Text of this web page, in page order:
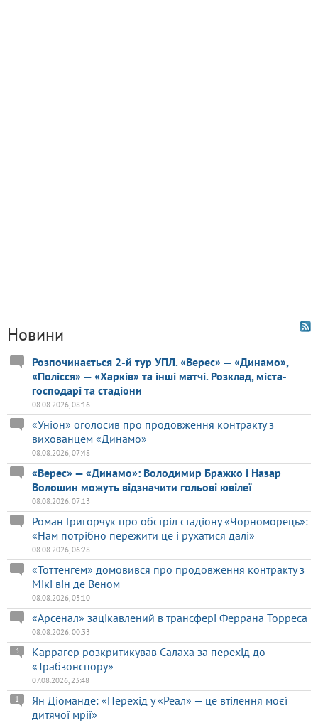
Новини
Розпочинається 2-й тур УПЛ. «Верес» — «Динамо»,
«Полісся» — «Харків» та інші матчі. Розклад, міста-
господарі та стадіони
08.08.2026, 08:16
«Уніон» оголосив про продовження контракту з
вихованцем «Динамо»
08.08.2026, 07:48
«Верес» — «Динамо»: Володимир Бражко і Назар
Волошин можуть відзначити гольові ювілеї
08.08.2026, 07:13
Роман Григорчук про обстріл стадіону «Чорноморець»:
«Нам потрібно пережити це і рухатися далі»
08.08.2026, 06:28
«Тоттенгем» домовився про продовження контракту з
Мікі він де Веном
08.08.2026, 03:10
«Арсенал» зацікавлений в трансфері Феррана Торреса
08.08.2026, 00:33
Каррагер розкритикував Салаха за перехід до
«Трабзонспору»
3
07.08.2026, 23:48
Ян Діоманде: «Перехід у «Реал» — це втілення моєї
дитячої мрії»
1